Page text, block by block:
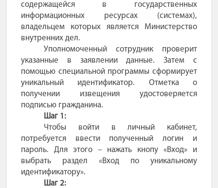
содержащейся в государственных
информационных ресурсах (системах),
владельцем которых является Министерство
внутренних дел.
Уполномоченный сотрудник проверит
указанные в заявлении данные. Затем с
помощью специальной программы сформирует
уникальный идентификатор. Отметка о
получении извещения удостоверяется
подписью гражданина.
Шаг 1:
Чтобы войти в личный кабинет,
потребуется ввести полученный логин и
пароль. Для этого – нажать кнопу «Вход» и
выбрать раздел «Вход по уникальному
идентификатору».
Шаг 2: